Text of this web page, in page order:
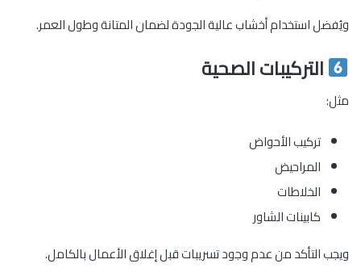
ويُفضل استخدام أخشاب عالية الجودة لضمان المتانة وطول العمر.
التركيبات الصحية
مثل:
تركيب الأحواض
المراحيض
الخلاطات
كابينات الشاور
ويجب التأكد من عدم وجود تسريبات قبل إغلاق الأعمال بالكامل.